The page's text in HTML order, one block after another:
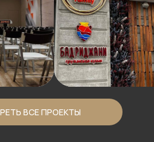
ВСЕ ПРОЕКТЫ